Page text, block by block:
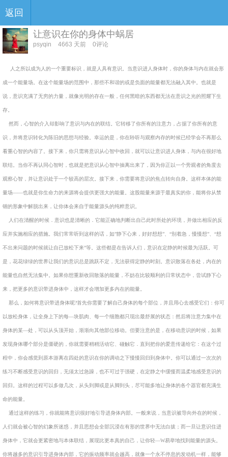
返回
让意识在你的身体中蜗居
psyqin 4663 天前 0评论
人之所以成为人的一个重要标识，就是人具有意识。当意识进人身体时，你的身体与内在就会形
成一个能量场。在这个能量场的范围中，那些不和谐的或是负面的能量都无法融入其中。也就是
说，意识充满了无穷的力量，就像光明的存在一般，任何黑暗的东西都无法在意识之光的照耀下生
存。
然而，心智的介入却影响了意识与内在的联结。它转移了你所有的注意力，占据了你所有的意
识，并将意识转化为陈旧的思想与经验。幸运的是，你在聆听与观察内存的时候已经学会不再那么
看重心智的内容了。接下来，你只需将意识从心智中收回，就可以让意识进人身体，与内在很好地
联结。当你不再认同心智时，也就是把意识从心智中抽离出来了，因为你正以一个旁观者的角度去
观察心智，并让意识处于一个较高的层次。接下来，你需要将意识的焦点转向自身。这样本体的能
量场——也就是你生命力的来源将会提供更强大的能量。这股能量来源于最真实的你，能将你从禁
锢的形象中解脱出来，让你体会来自于能量源头的纯粹意识。
人们在清醒的时候．意识也是清晰的．它能正确地判断出自己此时所处的环境，并做出相应的反
应并实施相应的措施。我们常常听到这样的话，如”静下心来，好好想想”、“别着急，慢慢想”、“想
不出来问题的时候就让自已放松下来”等。这些都是在告诉人们，意识在定静的时候最为活跃。可
是，花花绿绿的世界让我们的意识总是跳跃不定，无法获得定静的时刻。意识散落在各处，内在的
能量也自然无法集中。如果你想重新收回散落的能量，不妨在比较顺利的日常状态中，尝试静下心
来，把更多的意识带进身体中，这样才会增加更多内在的能量。
那么，如何将意识带进身体呢?首先你需要了解自己身体的每个部位，并且用心去感受它们：你可
以放松身体，让全身上下的每—块肌肉、每一个细胞都只现出最舒展的状态：然后将注意力集中在
身体的某—处，可以从头顶开始，渐渐向其他部位移动。但要注意的是，在移动意识的时候，如果
发现身体哪个部分是僵硬的，你就需要稍稍活动它、碰触它．直到把你的爱意传递给它：在这个过
程中，你会感觉到原本游离在四处的意识在你的调动之下慢慢回归到身体中。你可以通过一次次的
练习不断感受意识的回归，无须太过急躁，也不可过于强硬，在定静之中缓慢而温柔地感受意识的
回归。这样的过程可以多做几次，从头到脚或是从脚到头，尽可能多地让身体的各个器官都充满生
命的能量。
通过这样的练习，你就能将意识很好地引导进身体内部。一般来说，当意识被导向外在的时候，
人们就会被心智的幻象所迷惑，并且思想会全部沉浸在有形的世界中无法白拔；而一旦让意识住进
身体中，它就会更紧密地与本体联结，展现比更本真的自己，让你轻—W易举地找到能量的源头。
你将越多的意识引导进身体内部，它的振动频率就会越高，就像一个永不停息的发动机一样，能够